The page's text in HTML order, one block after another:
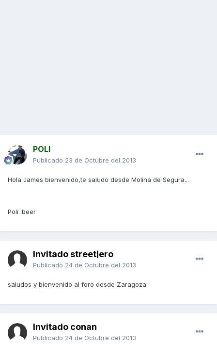
POLI
Publicado 23 de Octubre del 2013
Hola James bienvenido,te saludo desde Molina de Segura...
Poli :beer
Invitado streetjero
Publicado 24 de Octubre del 2013
saludos y bienvenido al foro desde Zaragoza
Invitado conan
Publicado 24 de Octubre del 2013